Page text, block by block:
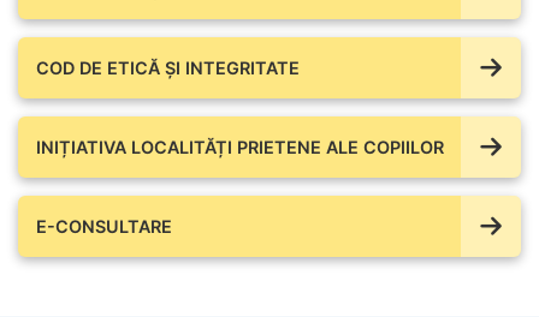
COD DE ETICĂ ȘI INTEGRITATE
INIȚIATIVA LOCALITĂȚI PRIETENE ALE COPIILOR
E-CONSULTARE